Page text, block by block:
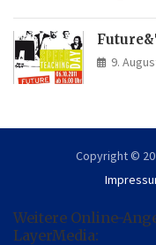
9.
Copyright ©
Weitere Online-
LayerMedia: